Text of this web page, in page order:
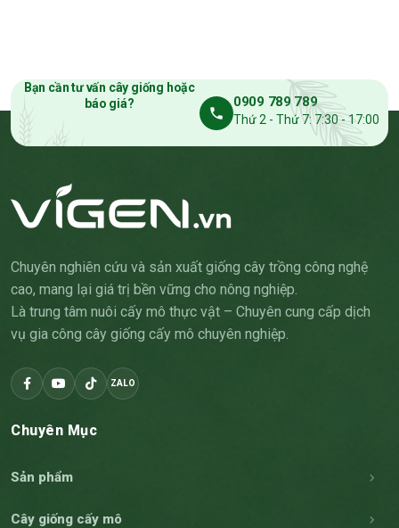
Bạn cần tư vấn cây giống hoặc
báo giá?
0909 789 789
Thứ 2 - Thứ 7: 7:30 - 17:00
Chuyên nghiên cứu và sản xuất giống cây trồng công nghệ
cao, mang lại giá trị bền vững cho nông nghiệp.
Là trung tâm nuôi cấy mô thực vật – Chuyên cung cấp dịch
vụ gia công cây giống cấy mô chuyên nghiệp.
ZALO
Chuyên Mục
Sản phẩm
Cây giống cấy mô